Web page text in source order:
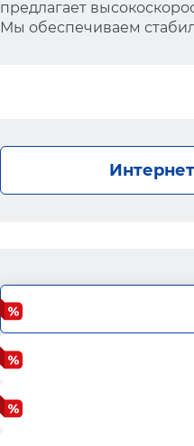
предлагает
Мы обеспечиваем
Интернет